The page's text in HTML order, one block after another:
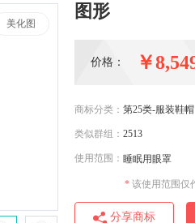
美化图
图形
价格： ￥
商标分类： 第25类-服装鞋帽
类似群组： 2513
使用范围： 睡眠用眼罩
* 该使用范围仅
分享商标